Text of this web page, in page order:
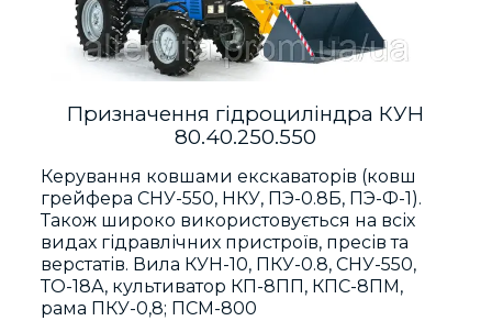
Призначення гідроциліндра КУН
80.40.250.550
Керування ковшами екскаваторів (ковш
грейфера СНУ-550, НКУ, ПЭ-0.8Б, ПЭ-Ф-1).
Також широко використовується на всіх
видах гідравлічних пристроїв, пресів та
верстатів. Вила КУН-10, ПКУ-0.8, СНУ-550,
ТО-18А, культиватор КП-8ПП, КПС-8ПМ,
рама ПКУ-0,8; ПСМ-800